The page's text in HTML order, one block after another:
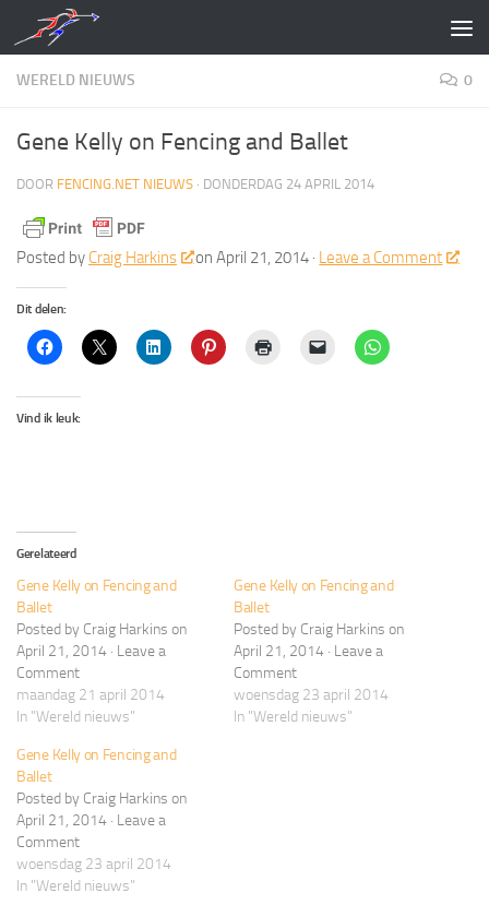
Doorgaan naar inhoud
WERELD NIEUWS 0
Gene Kelly on Fencing and Ballet
DOOR FENCING.NET NIEUWS · DONDERDAG 24 APRIL 2014
Posted by Craig Harkins on April 21, 2014 · Leave a Comment
Dit delen:
Vind ik leuk:
Gerelateerd
Gene Kelly on Fencing and
Ballet
Posted by Craig Harkins on
April 21, 2014 · Leave a
Comment
maandag 21 april 2014
In "Wereld nieuws"
Gene Kelly on Fencing and
Ballet
Posted by Craig Harkins on
April 21, 2014 · Leave a
Comment
woensdag 23 april 2014
In "Wereld nieuws"
Gene Kelly on Fencing and
Ballet
Posted by Craig Harkins on
April 21, 2014 · Leave a
Comment
woensdag 23 april 2014
In "Wereld nieuws"